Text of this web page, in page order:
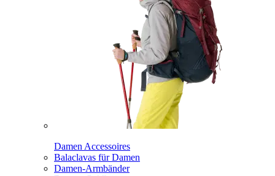
Damen Accessoires
Balaclavas für Damen
Damen-Armbänder